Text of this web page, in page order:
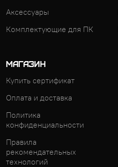
Аксессуары
Комплектующие для ПК
МАГАЗИН
Купить сертификат
Оплата и доставка
Политика
конфиденциальности
Правила
рекомендательных
технологий